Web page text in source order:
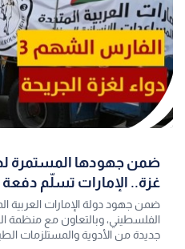
ضمن جهودها المستمرة
غزة.. الإمارات تسلّم دفعة
ضمن جهود دولة الإمارات العربية
الفلسطيني، وبالتعاون مع منظمة
جديدة من الأدوية والمستلزمات